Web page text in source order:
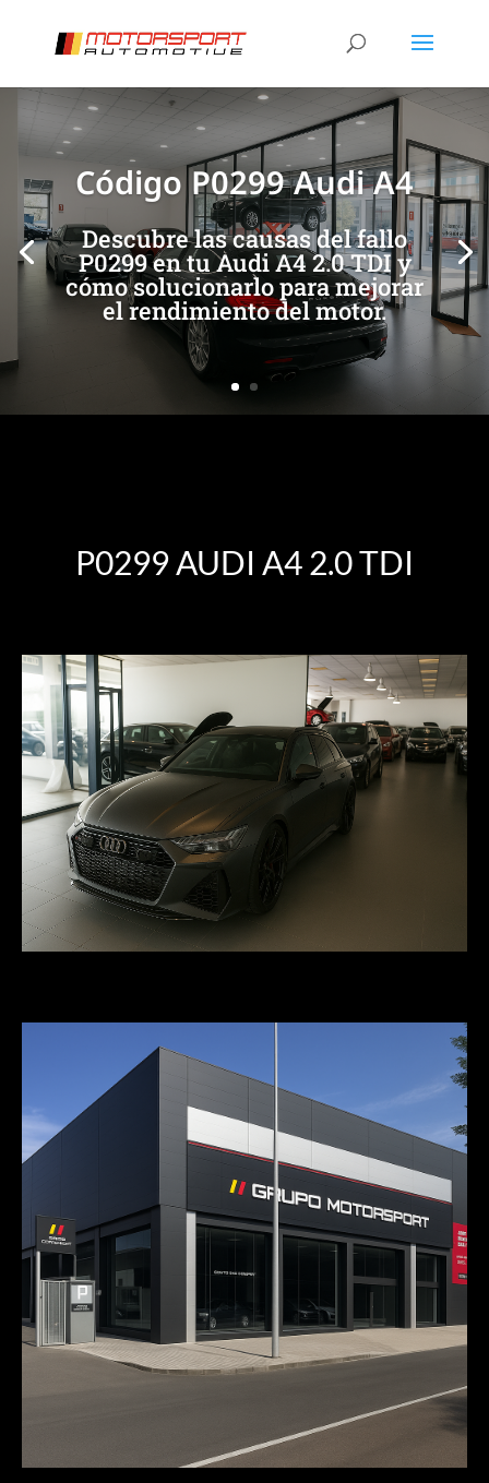
Código P0299 Audi A4
Descubre las causas del fallo
P0299 en tu Audi A4 2.0 TDI y
cómo solucionarlo para mejorar
el rendimiento del motor.
[/et_pb_slide] [/et_pb_slide]
P0299 AUDI A4 2.0 TDI